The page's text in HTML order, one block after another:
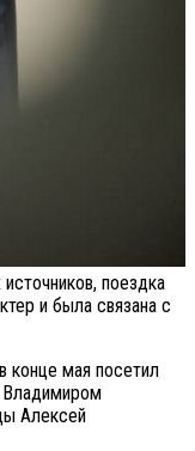
поездка
и была связана с
конце мая посетил
Владимиром
Алексей